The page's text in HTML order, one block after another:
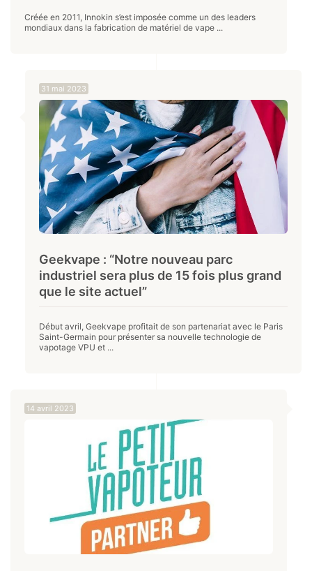
Créée en 2011, Innokin s’est imposée comme un des leaders
mondiaux dans la fabrication de matériel de vape ...
31 mai 2023
Geekvape : “Notre nouveau parc
industriel sera plus de 15 fois plus grand
que le site actuel”
Début avril, Geekvape profitait de son partenariat avec le Paris
Saint-Germain pour présenter sa nouvelle technologie de
vapotage VPU et ...
14 avril 2023